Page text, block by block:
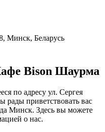
Минск, Беларусь
Bison Шаурма
по адресу ул. Сергея
приветствовать вас
Минск. Здесь вы можете
о нас.